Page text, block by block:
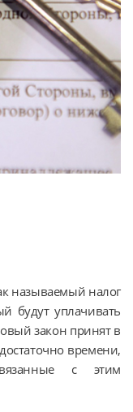
называемый налог
будут уплачивать
закон принят в
времени,
с этим